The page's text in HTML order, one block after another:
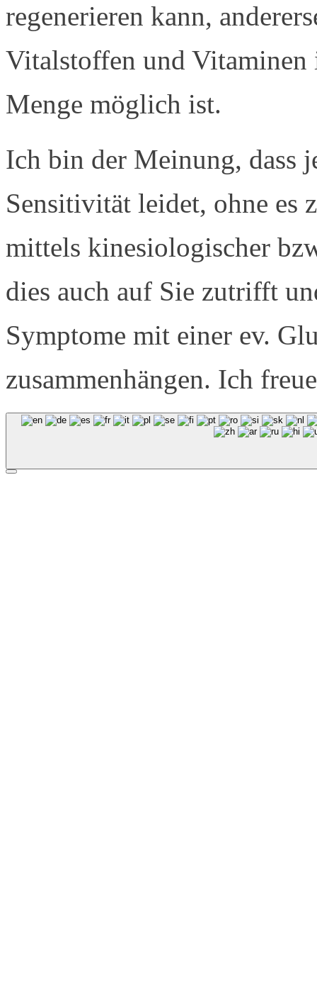
regenerieren kann,
Vitalstoffen und Vitaminen
Menge möglich ist.
Ich bin der Meinung, dass
Sensitivität leidet, ohne es
mittels kinesiologischer
dies auch auf Sie zutrifft
Symptome mit einer ev.
zusammenhängen. Ich